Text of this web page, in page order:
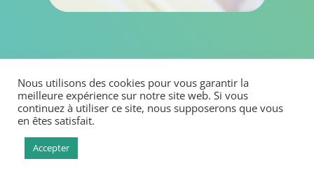
la perte d’audition
Faiblesse du nerf acoustique
Troubles neurologiques
les troubles de l’équilibre
Nous utilisons des cookies pour vous garantir la
meilleure expérience sur notre site web. Si vous
continuez à utiliser ce site, nous supposerons que vous
en êtes satisfait.
Accepter